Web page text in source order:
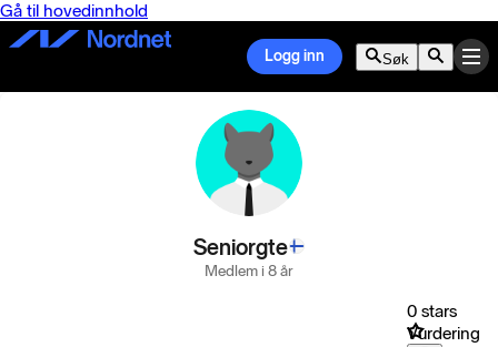
Gå til hovedinnhold
Logg inn Søk
Seniorgte
Medlem i 8 år
0 stars
Vurdering